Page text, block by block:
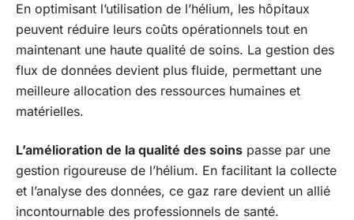
En optimisant l’utilisation de l’hélium, les hôpitaux
peuvent réduire leurs coûts opérationnels tout en
maintenant une haute qualité de soins. La gestion des
flux de données devient plus fluide, permettant une
meilleure allocation des ressources humaines et
matérielles.
L’amélioration de la qualité des soins passe par une
gestion rigoureuse de l’hélium. En facilitant la collecte
et l’analyse des données, ce gaz rare devient un allié
incontournable des professionnels de santé.